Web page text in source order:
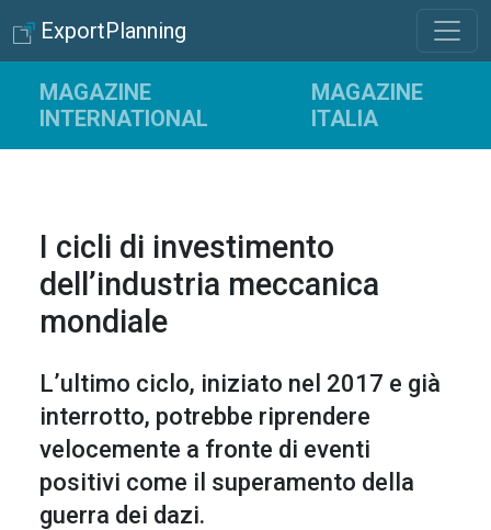
ExportPlanning
MAGAZINE
INTERNATIONAL
MAGAZINE
ITALIA
I cicli di investimento
dell’industria meccanica
mondiale
L’ultimo ciclo, iniziato nel 2017 e già
interrotto, potrebbe riprendere
velocemente a fronte di eventi
positivi come il superamento della
guerra dei dazi.